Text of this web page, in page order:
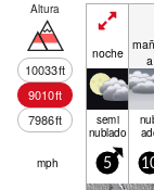
Altura
10033ft
9010ft
7986ft
noche
a
semi
nublado
mph 5